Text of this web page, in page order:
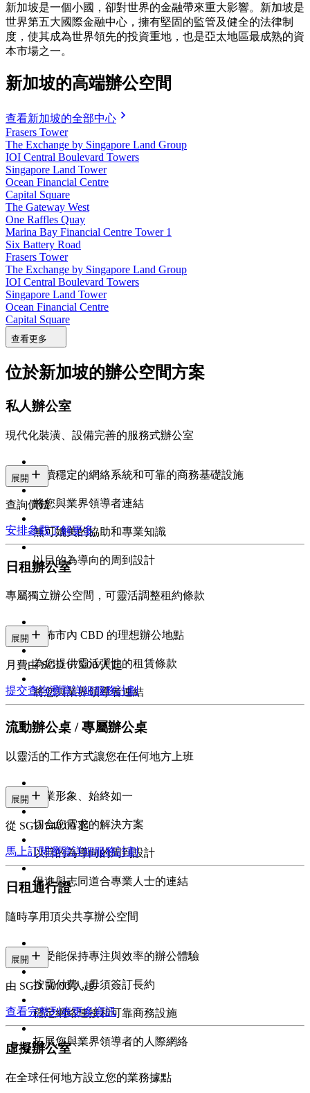
新加坡是一個小國，卻對世界的金融帶來重大影響。新加坡是
世界第五大國際金融中心，擁有堅固的監管及健全的法律制
度，使其成為世界領先的投資重地，也是亞太地區最成熟的資
本市場之一。
新加坡的高端辦公空間
查看新加坡的全部中心
Frasers Tower
The Exchange by Singapore Land Group
IOI Central Boulevard Towers
Singapore Land Tower
Ocean Financial Centre
Capital Square
The Gateway West
One Raffles Quay
Marina Bay Financial Centre Tower 1
Six Battery Road
Frasers Tower
The Exchange by Singapore Land Group
IOI Central Boulevard Towers
Singapore Land Tower
Ocean Financial Centre
Capital Square
查看更多
位於新加坡的辦公空間方案
私人辦公室
現代化裝潢、設備完善的服務式辦公室
持續穩定的網絡系統和可靠的商務基礎設施
將您與業界領導者連結
無可媲美的協助和專業知識
以目的為導向的周到設計
展開
查詢價錢
安排參觀了解更多
日租辦公室
專屬獨立辦公空間，可靈活調整租約條款
遍佈市內 CBD 的理想辦公地點
為您提供靈活彈性的租賃條款
將您與業界領導者連結
展開
月費由 SGD 675.00/人起
提交查詢瀏覽詳細服務計劃
流動辦公桌 / 專屬辦公桌
以靈活的工作方式讓您在任何地方上班
專業形象、始終如一
切合您需求的解決方案
以目的為導向的周到設計
促進與志同道合專業人士的連結
展開
從 SGD 540.00 起
馬上訂閱瀏覽詳細服務計劃
日租通行證
隨時享用頂尖共享辦公空間
享受能保持專注與效率的辦公體驗
按需付費，毋須簽訂長約
穩定網絡連接和可靠商務設施
拓展您與業界領導者的人際網絡
展開
由 SGD 50.00/人起
查看完整列表更多資訊
虛擬辦公室
在全球任何地方設立您的業務據點